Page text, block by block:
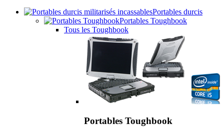
Portables durcis
Portables Toughbook
Tous les Toughbook
Portables Toughbook